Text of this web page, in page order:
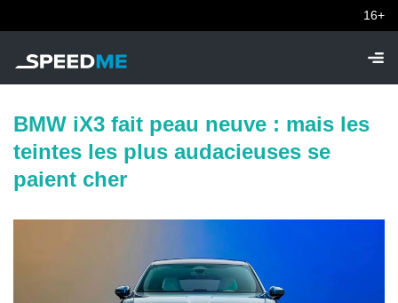
16+
BMW iX3 fait peau neuve : mais les
teintes les plus audacieuses se
paient cher